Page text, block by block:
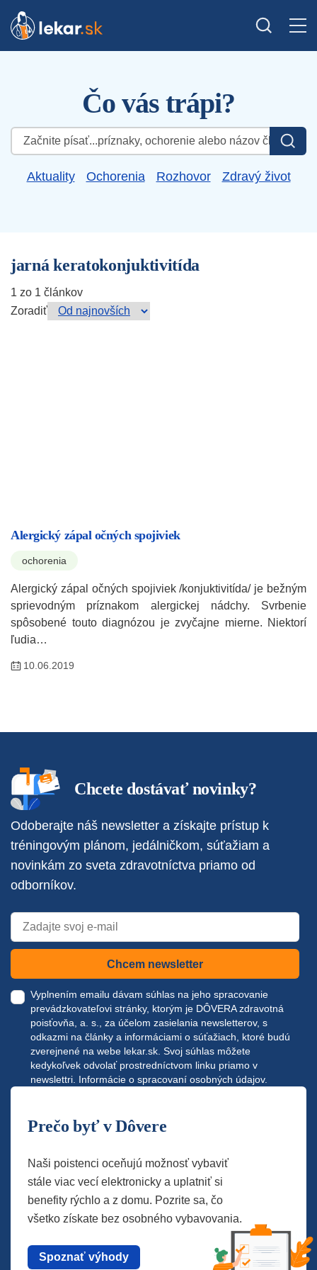
Čo vás trápi?
Hľadať:
Aktuality Ochorenia Rozhovor Zdravý život
jarná keratokonjuktivitída
1 zo 1 článkov
Zoradiť
Alergický zápal očných spojiviek
ochorenia
Alergický zápal očných spojiviek /konjuktivitída/ je bežným
sprievodným príznakom alergickej nádchy. Svrbenie
spôsobené touto diagnózou je zvyčajne mierne. Niektorí
ľudia…
10.06.2019
Chcete dostávať novinky?
Odoberajte náš newsletter a získajte prístup k
tréningovým plánom, jedálničkom, súťažiam a
novinkám zo sveta zdravotníctva priamo od
odborníkov.
Chcem newsletter
Vyplnením emailu dávam súhlas na jeho spracovanie
prevádzkovateľovi stránky, ktorým je DÔVERA zdravotná
poisťovňa, a. s., za účelom zasielania newsletterov, s
odkazmi na články a informáciami o súťažiach, ktoré budú
zverejnené na webe lekar.sk . Svoj súhlas môžete
kedykoľvek odvolať prostredníctvom linku priamo v
newslettri. Informácie o spracovaní osobných údajov.
Prečo byť v Dôvere
Naši poistenci oceňujú možnosť vybaviť
stále viac vecí elektronicky a uplatniť si
benefity rýchlo a z domu. Pozrite sa, čo
všetko získate bez osobného vybavovania.
Spoznať výhody